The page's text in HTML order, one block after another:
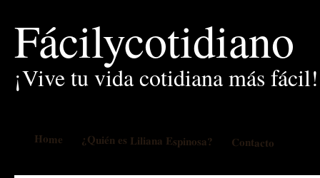
Fácilycotidiano
¡Vive tu vida cotidiana más fácil!
Home ¿Quién es Liliana Espinosa? Contacto